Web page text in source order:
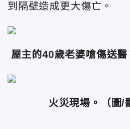
到隔壁造成更大傷亡。
屋主的40歲老婆嗆傷送醫
火災現場。（圖/